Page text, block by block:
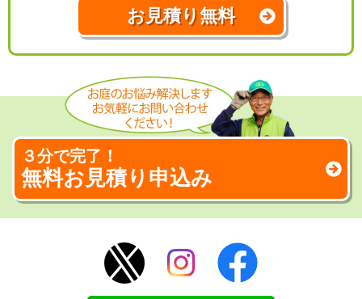
お見積り無料
３分で完了！
無料お見積り申込み